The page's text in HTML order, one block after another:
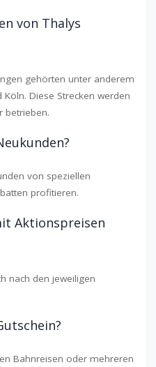
von Thalys
gehörten unter anderem
Diese Strecken werden
betrieben.
von speziellen
profitieren.
Aktionspreisen
nach den jeweiligen
Bahnreisen oder mehreren